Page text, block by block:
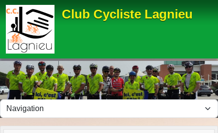
Club Cycliste Lagnieu
Panneau de gestion des cookies